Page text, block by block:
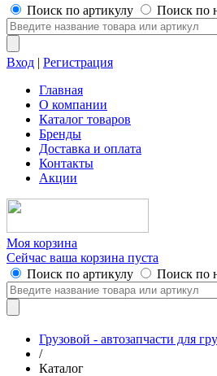
Поиск по артикулу Поиск по
Вход | Регистрация
Главная
О компании
Каталог товаров
Бренды
Доставка и оплата
Контакты
Акции
Моя корзина
Сейчас ваша корзина пуста
Поиск по артикулу
Поиск по
Грузовой - автозапчасти для
/
Каталог